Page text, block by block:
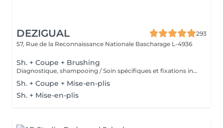
DEZIGUAL
293
57, Rue de la Reconnaissance Nationale Bascharage L-4936
Sh. + Coupe + Brushing
Diagnostique, shampooing / Soin spécifiques et fixations inclus
Sh. + Coupe + Mise-en-plis
Sh. + Mise-en-plis